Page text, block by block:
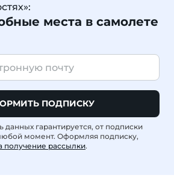
места в самолете
ПОДПИСКУ
гарантируется, от подписки
момент. Оформляя подписку,
получение рассылки.